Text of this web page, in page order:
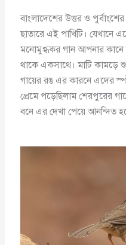
বাংলাদেশের উত্তর ও
ছাতারে এই পাখিটি। যেখানে
মনোমুগ্ধকর গান আপনার কানে
থাকে একসাথে। মাটি কামড়ে
গায়ের রঙ এর কারনে এদের
প্রেমে পড়েছিলাম শেরপুরের
বনে এর দেখা পেয়ে আনন্দিত